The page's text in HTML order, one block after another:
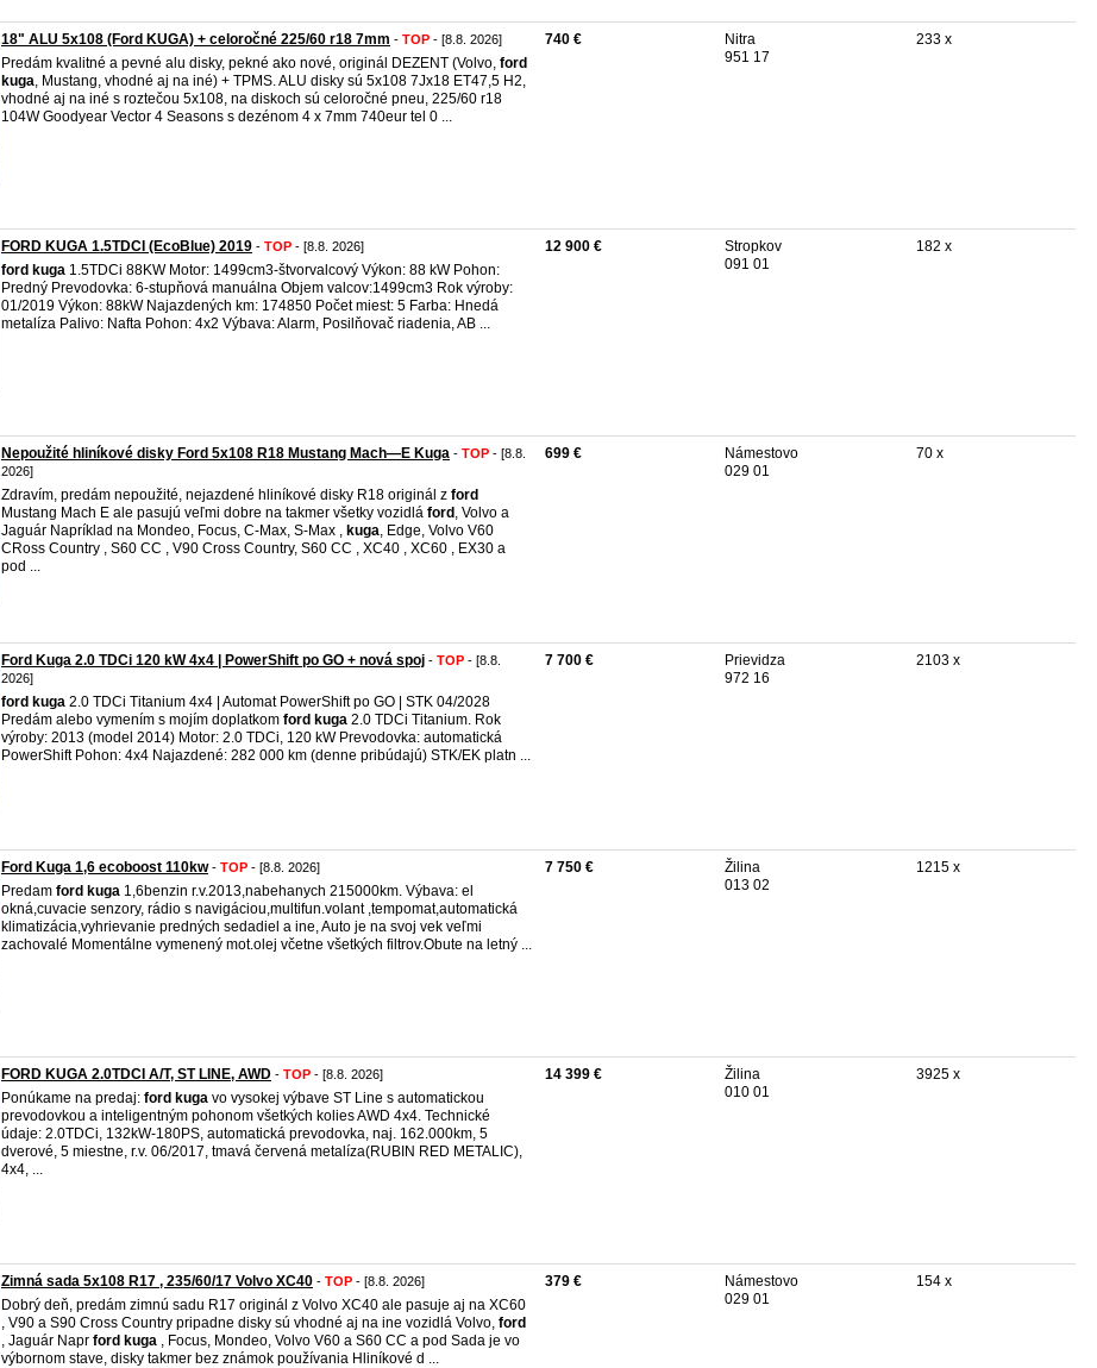
18" ALU 5x108 (Ford KUGA) + celoročné 225/60 r18 7mm - TOP - [8.8. 2026]
Predám kvalitné a pevné alu disky, pekné ako nové, originál DEZENT (Volvo, ford
kuga, Mustang, vhodné aj na iné) + TPMS. ALU disky sú 5x108 7Jx18 ET47,5 H2,
vhodné aj na iné s roztečou 5x108, na diskoch sú celoročné pneu, 225/60 r18
104W Goodyear Vector 4 Seasons s dezénom 4 x 7mm 740eur tel 0 ...
740 €
Nitra
951 17
233 x
FORD KUGA 1.5TDCI (EcoBlue) 2019 - TOP - [8.8. 2026]
ford kuga 1.5TDCi 88KW Motor: 1499cm3-štvorvalcový Výkon: 88 kW Pohon:
Predný Prevodovka: 6-stupňová manuálna Objem valcov:1499cm3 Rok výroby:
01/2019 Výkon: 88kW Najazdených km: 174850 Počet miest: 5 Farba: Hnedá
metalíza Palivo: Nafta Pohon: 4x2 Výbava: Alarm, Posilňovač riadenia, AB ...
12 900 €
Stropkov
091 01
182 x
Nepoužité hliníkové disky Ford 5x108 R18 Mustang Mach—E Kuga - TOP - [8.8.
2026]
Zdravím, predám nepoužité, nejazdené hliníkové disky R18 originál z ford
Mustang Mach E ale pasujú veľmi dobre na takmer všetky vozidlá ford , Volvo a
Jaguár Napríklad na Mondeo, Focus, C-Max, S-Max , kuga, Edge, Volvo V60
CRoss Country , S60 CC , V90 Cross Country, S60 CC , XC40 , XC60 , EX30 a
pod ...
699 €
Námestovo
029 01
70 x
Ford Kuga 2.0 TDCi 120 kW 4x4 | PowerShift po GO + nová spoj - TOP - [8.8.
2026]
ford kuga 2.0 TDCi Titanium 4x4 | Automat PowerShift po GO | STK 04/2028
Predám alebo vymením s mojím doplatkom ford kuga 2.0 TDCi Titanium. Rok
výroby: 2013 (model 2014) Motor: 2.0 TDCi, 120 kW Prevodovka: automatická
PowerShift Pohon: 4x4 Najazdené: 282 000 km (denne pribúdajú) STK/EK platn ...
7 700 €
Prievidza
972 16
2103 x
Ford Kuga 1,6 ecoboost 110kw- TOP - [8.8. 2026]
Predam ford kuga 1,6benzin r.v.2013,nabehanych 215000km. Výbava: el
okná,cuvacie senzory, rádio s navigáciou,multifun.volant ,tempomat,automatická
klimatizácia,vyhrievanie predných sedadiel a ine, Auto je na svoj vek veľmi
zachovalé Momentálne vymenený mot.olej včetne všetkých filtrov.Obute na letný ...
7 750 €
Žilina
013 02
1215 x
FORD KUGA 2.0TDCI A/T, ST LINE, AWD - TOP - [8.8. 2026]
Ponúkame na predaj: ford kuga vo vysokej výbave ST Line s automatickou
prevodovkou a inteligentným pohonom všetkých kolies AWD 4x4. Technické
údaje: 2.0TDCi, 132kW-180PS, automatická prevodovka, naj. 162.000km, 5
dverové, 5 miestne, r.v. 06/2017, tmavá červená metalíza(RUBIN RED METALIC),
4x4, ...
14 399 €
Žilina
010 01
3925 x
Zimná sada 5x108 R17 , 235/60/17 Volvo XC40 - TOP - [8.8. 2026]
Dobrý deň, predám zimnú sadu R17 originál z Volvo XC40 ale pasuje aj na XC60
, V90 a S90 Cross Country pripadne disky sú vhodné aj na ine vozidlá Volvo, ford
, Jaguár Napr ford kuga , Focus, Mondeo, Volvo V60 a S60 CC a pod Sada je vo
výbornom stave, disky takmer bez známok používania Hliníkové d ...
379 €
Námestovo
029 01
154 x